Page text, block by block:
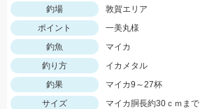
釣場
敦賀エリア
ポイント
一美丸様
釣魚
マイカ
釣り方
イカメタル
釣果
マイカ9～27杯
サイズ
マイカ胴長約30ｃｍまで